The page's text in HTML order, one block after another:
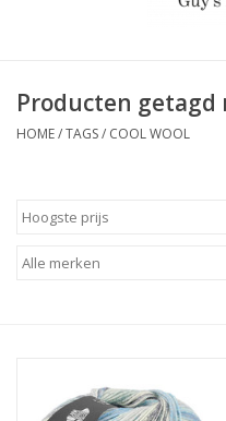
Paspoppen
Opbergsystemen
Producten getagd
HOME/TAGS/ COOL WOOL